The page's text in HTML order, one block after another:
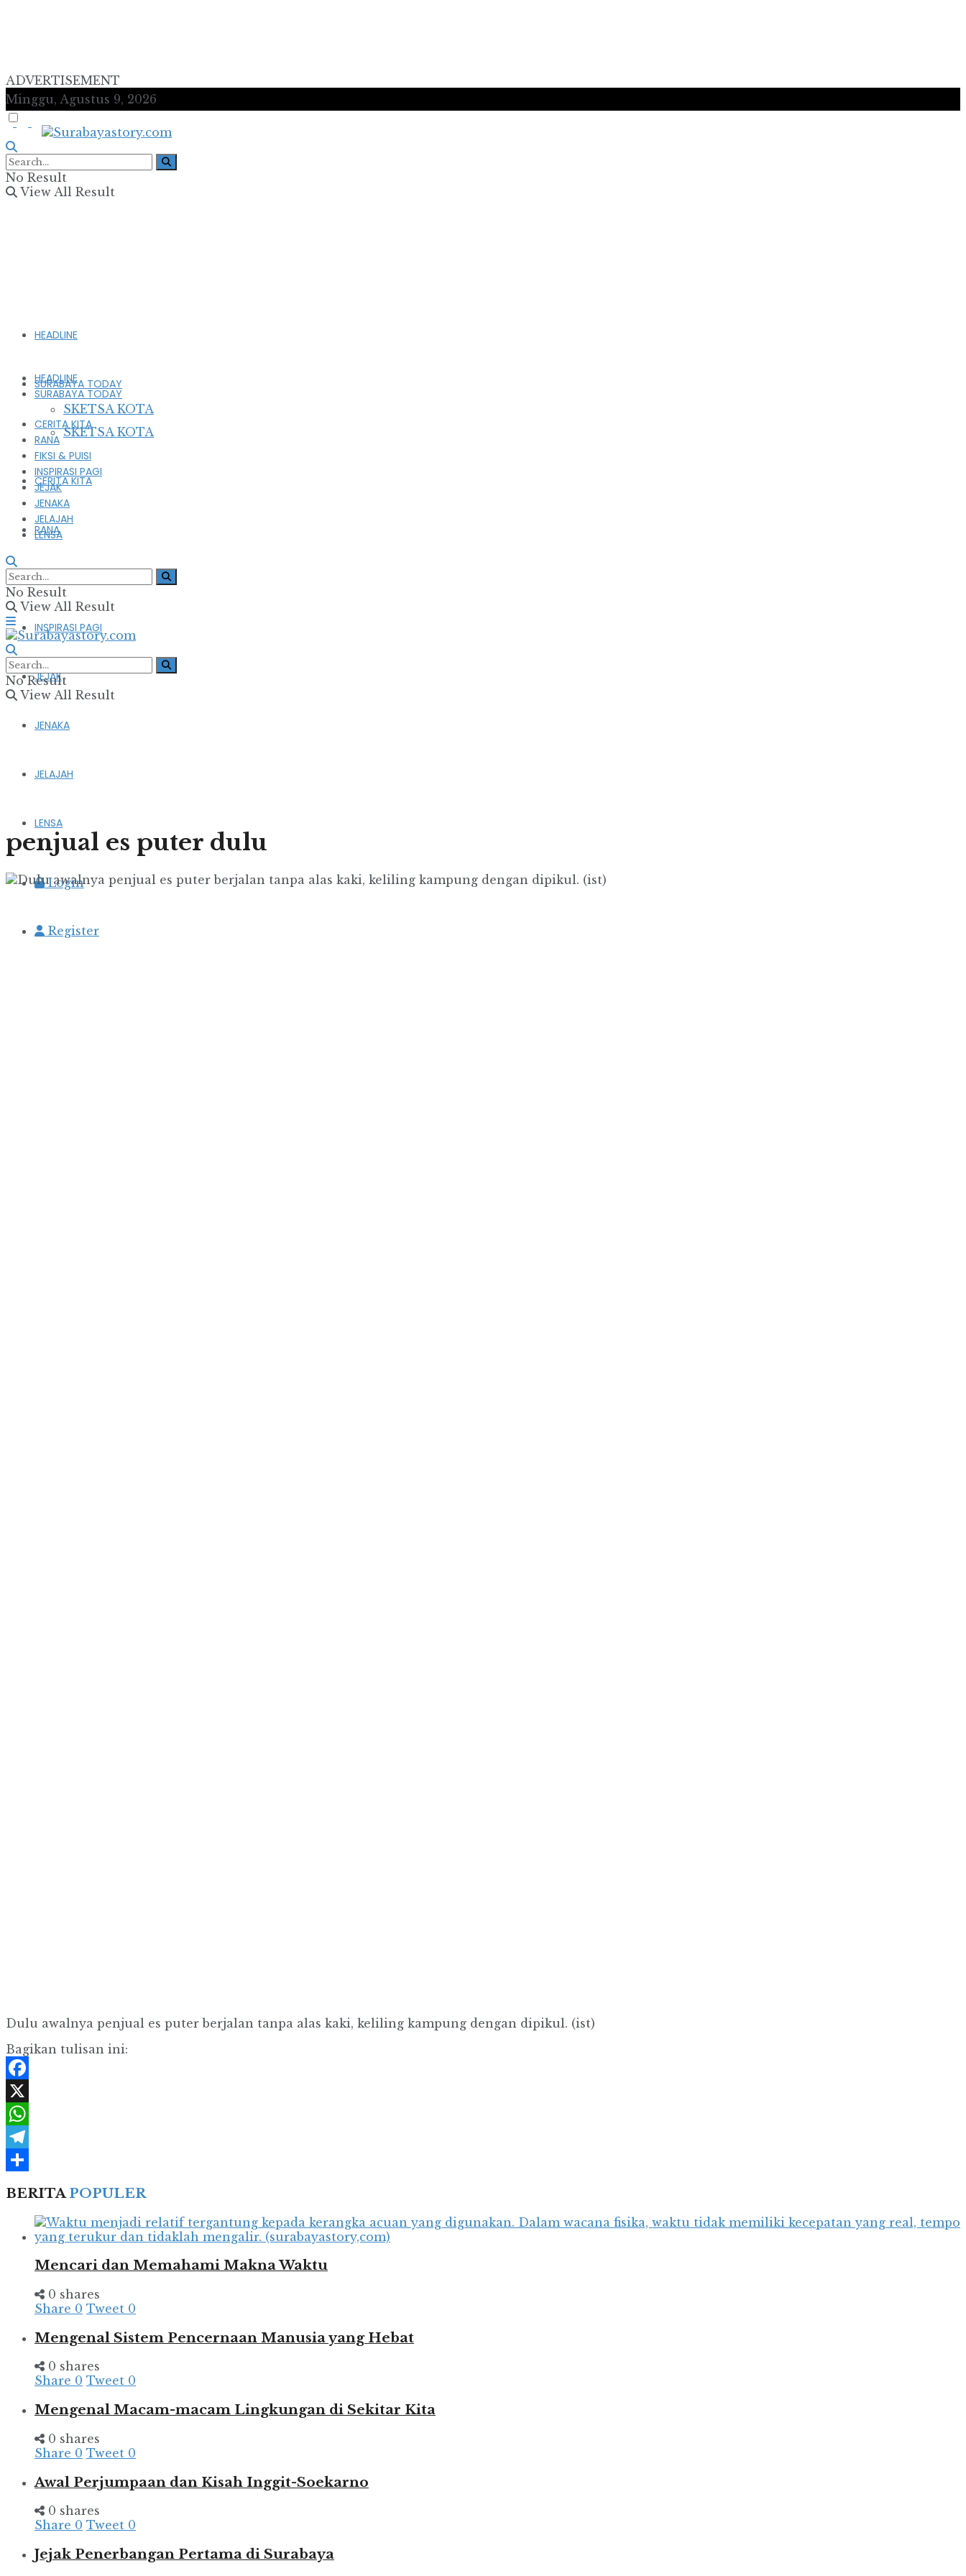
ADVERTISEMENT
Minggu, Agustus 9, 2026
No Result
View All Result
HEADLINE
SURABAYA TODAY
SKETSA KOTA
CERITA KITA
RANA
FIKSI & PUISI
INSPIRASI PAGI
JEJAK
JENAKA
JELAJAH
LENSA
Login
Register
HEADLINE
SURABAYA TODAY
SKETSA KOTA
CERITA KITA
RANA
FIKSI & PUISI
INSPIRASI PAGI
JEJAK
JENAKA
JELAJAH
LENSA
No Result
View All Result
No Result
View All Result
penjual es puter dulu
Dulu awalnya penjual es puter berjalan tanpa alas kaki, keliling kampung dengan dipikul. (ist)
Bagikan tulisan ini:
Facebook
X
WhatsApp
Telegram
BERITAPOPULER
Mencari dan Memahami Makna Waktu
0 shares
Share 0 Tweet 0
Mengenal Sistem Pencernaan Manusia yang Hebat
0 shares
Share 0 Tweet 0
Mengenal Macam-macam Lingkungan di Sekitar Kita
0 shares
Share 0 Tweet 0
Awal Perjumpaan dan Kisah Inggit-Soekarno
0 shares
Share 0 Tweet 0
Jejak Penerbangan Pertama di Surabaya